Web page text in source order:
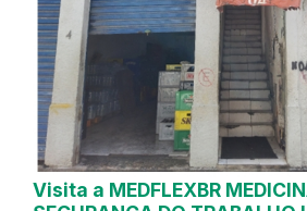
Visita a MEDFLEXBR